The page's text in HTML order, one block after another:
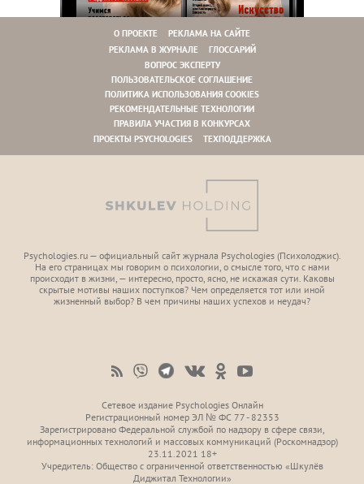
О ПРОЕКТЕ
РЕКЛАМА НА САЙТЕ
РЕКЛАМА В ЖУРНАЛЕ
ГЛОССАРИЙ
ВОПРОС ЭКСПЕРТУ
ПОЛЬЗОВАТЕЛЬСКОЕ СОГЛАШЕНИЕ
ПОЛИТИКА ИСПОЛЬЗОВАНИЯ COOKIES
РЕКОМЕНДАТЕЛЬНЫЕ ТЕХНОЛОГИИ
ПРАВИЛА УЧАСТИЯ В КОНКУРСАХ
ПРОЕКТЫ PSYCHOLOGIES
ТЕХПОДДЕРЖКА
Psychologies.ru — официальный сайт журнала Psychologies (Психoлоджиc).
На его страницах мы говорим о психологии, о смысле того, что с нами
происходит в жизни, — интересно, просто, ясно, не искажая сути. Каковы
скрытые мотивы наших поступков? Чем определяется тот или иной
жизненный выбор? В чем причины наших успехов и неудач?
Сетевое издание Psychologies Онлайн
Регистрационный номер ЭЛ № ФС 77 - 82353
Зарегистрировано Федеральной службой по надзору в сфере связи,
информационных технологий и массовых коммуникаций (Роскомнадзор)
23.11.2021 18+
Учредитель: Общество с ограниченной ответственностью «Шкулёв
Диджитал Технологии»